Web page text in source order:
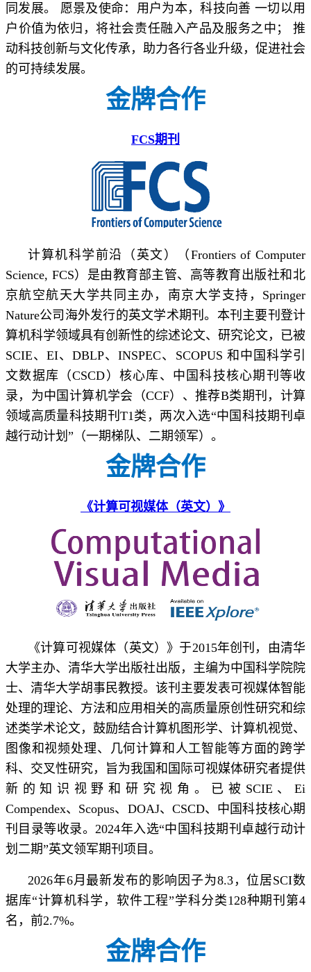
同发展。 愿景及使命：用户为本，科技向善 一切以用
户价值为依归，将社会责任融入产品及服务之中； 推
动科技创新与文化传承，助力各行各业升级，促进社会
的可持续发展。
金牌合作
FCS期刊
计算机科学前沿（英文）（Frontiers of Computer
Science, FCS）是由教育部主管、高等教育出版社和北
京航空航天大学共同主办，南京大学支持，Springer
Nature公司海外发行的英文学术期刊。本刊主要刊登计
算机科学领域具有创新性的综述论文、研究论文，已被
SCIE、EI、DBLP、INSPEC、SCOPUS 和中国科学引
文数据库（CSCD）核心库、中国科技核心期刊等收
录，为中国计算机学会（CCF）、推荐B类期刊，计算
领域高质量科技期刊T1类，两次入选“中国科技期刊卓
越行动计划”（一期梯队、二期领军）。
金牌合作
《计算可视媒体（英文）》
《计算可视媒体（英文）》于2015年创刊，由清华
大学主办、清华大学出版社出版，主编为中国科学院院
士、清华大学胡事民教授。该刊主要发表可视媒体智能
处理的理论、方法和应用相关的高质量原创性研究和综
述类学术论文，鼓励结合计算机图形学、计算机视觉、
图像和视频处理、几何计算和人工智能等方面的跨学
科、交叉性研究，旨为我国和国际可视媒体研究者提供
新的知识视野和研究视角。已被SCIE、Ei
Compendex、Scopus、DOAJ、CSCD、中国科技核心期
刊目录等收录。2024年入选“中国科技期刊卓越行动计
划二期”英文领军期刊项目。
2026年6月最新发布的影响因子为8.3，位居SCI数
据库“计算机科学，软件工程”学科分类128种期刊第4
名，前2.7%。
金牌合作